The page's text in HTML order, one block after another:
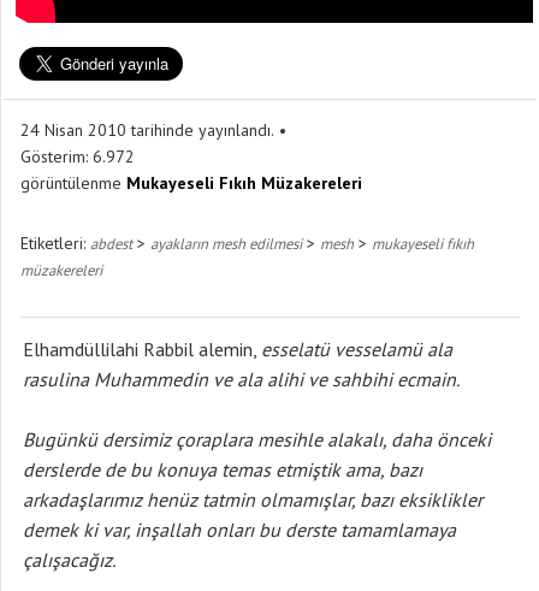
24 Nisan 2010 tarihinde yayınlandı.
Gösterim: 6.972
görüntülenme Mukayeseli Fıkıh Müzakereleri
Etiketleri: abdest> ayakların mesh edilmesi> mesh > mukayeseli fıkıh
müzakereleri
Elhamdüllilahi Rabbil alemin, esselatü vesselamü ala
rasulina Muhammedin ve ala alihi ve sahbihi ecmain.
Bugünkü dersimiz çoraplara mesihle alakalı, daha önceki
derslerde de bu konuya temas etmiştik ama, bazı
arkadaşlarımız henüz tatmin olmamışlar, bazı eksiklikler
demek ki var, inşallah onları bu derste tamamlamaya
çalışacağız.